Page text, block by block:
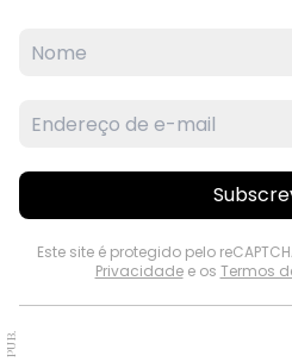
Este site é protegido pelo
Privacidadee os Termos
PUB.